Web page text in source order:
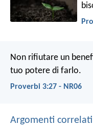
Non rifiutare un
tuo potere di farlo.
Proverbi 3:27 - NR06
Argomenti correlati